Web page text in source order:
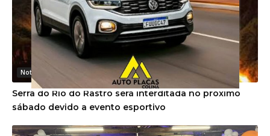
Noticias Gerais
Serra do Rio do Rastro será interditada no próximo
sábado devido a evento esportivo